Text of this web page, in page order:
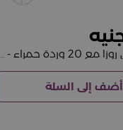
عطر كازا دي روزا مع 20 وردة حمراء - هدية عيد الحب
أضف إلى السلة